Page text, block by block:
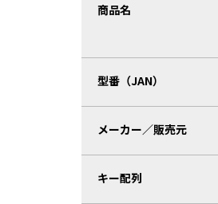
商品名
型番（JAN）
メーカー／販売元
キー配列